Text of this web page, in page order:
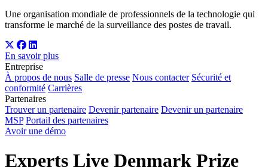
Une organisation mondiale de professionnels de la technologie qui
transforme le marché de la surveillance des postes de travail.
En savoir plus
Entreprise
À propos de nous Salle de presse Nous contacter Sécurité et
conformité Carrières
Partenaires
Trouver un partenaire Devenir partenaire Devenir un partenaire
MSP Portail des partenaires
Avoir une démo
Experts Live Denmark Prize